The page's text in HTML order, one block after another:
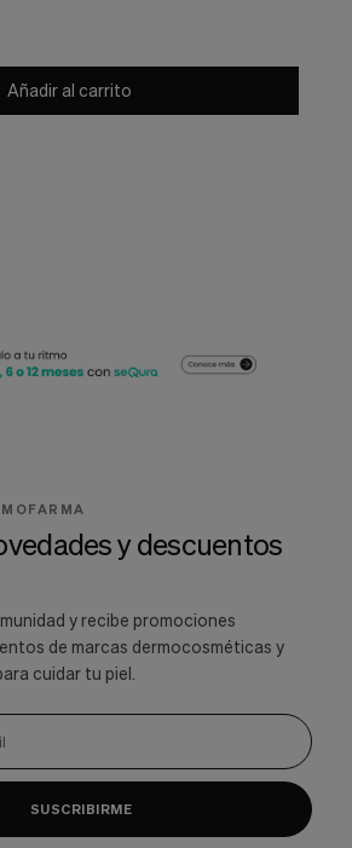
Añadir al carrito
y descuentos
y recibe promociones
de marcas dermocosméticas y
cuidar tu piel.
SUSCRIBIRME